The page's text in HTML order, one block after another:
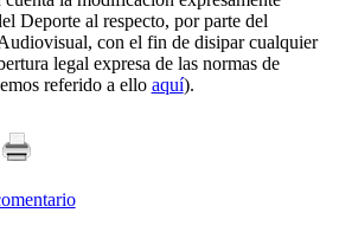
Deporte al respecto, por parte del
con el fin de disipar cualquier
legal expresa de las normas de
referido a ello aquí).